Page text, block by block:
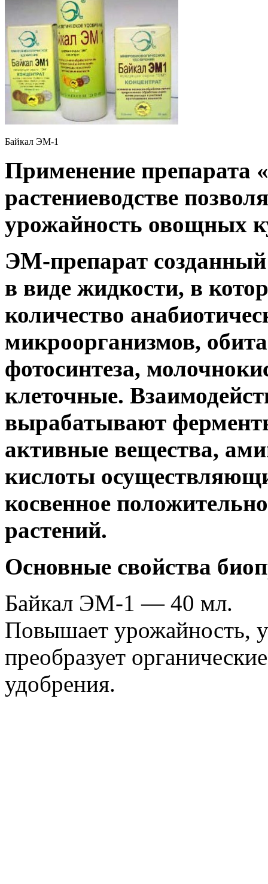
Байкал ЭМ-1
Применение препарата
растениеводстве
урожайность овощных
ЭМ-препарат
в виде жидкости, в
количество
микроорганизмов,
фотосинтеза,
клеточные.
вырабатывают
активные вещества,
кислоты
косвенное
растений.
Основные свойства
Байкал ЭМ-1 — 40 мл.
Повышает урожайность,
преобразует
удобрения.